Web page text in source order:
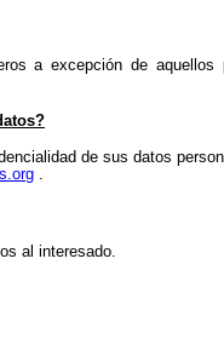
a excepción de
de sus datos
al interesado.